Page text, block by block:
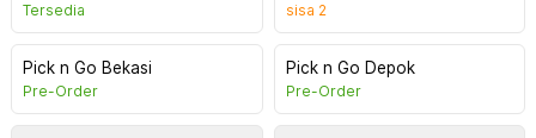
Tersedia sisa 2
Pick n Go Bekasi
Pre-Order
Pick n Go Depok
Pre-Order